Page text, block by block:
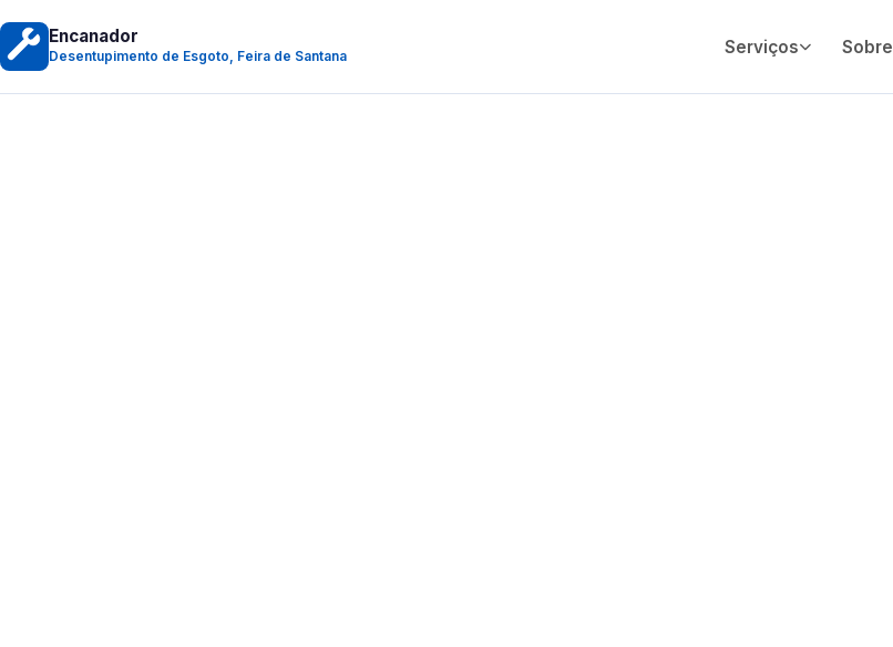
Encanador
Desentupimento de Esgoto, Feira de Santana Serviços Sobre